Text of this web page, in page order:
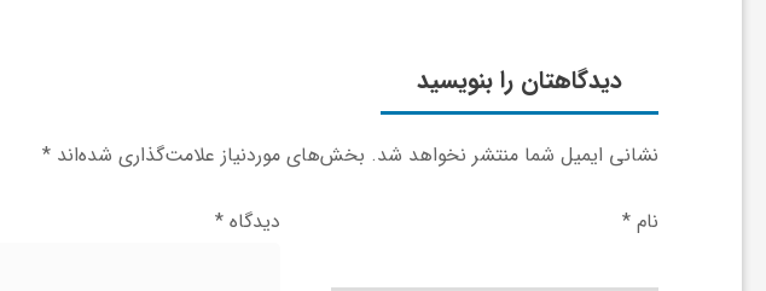
دیدگاهتان را بنویسید
نشانی ایمیل شما منتشر نخواهد شد. بخش‌های موردنیاز علامت‌گذاری شده‌اند *
دیدگاه* نام *